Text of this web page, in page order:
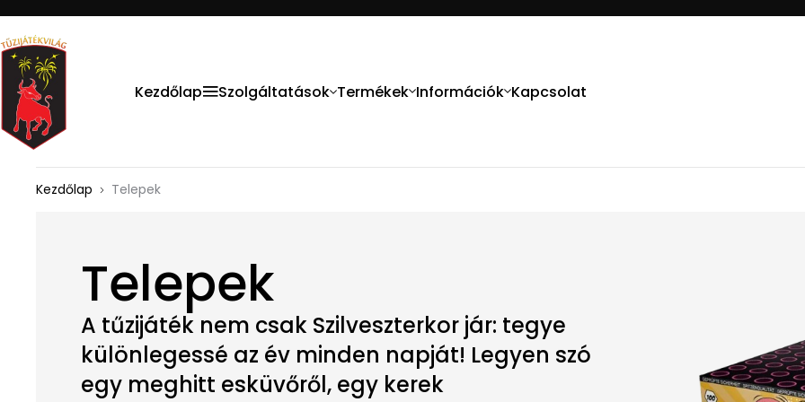
Kezdőlap Szolgáltatások Termékek Információk Kapcsolat
Kezdőlap Telepek
Telepek
A tűzijáték nem csak Szilveszterkor jár: tegye
különlegessé az év minden napját! Legyen szó
egy meghitt esküvőről, egy kerek